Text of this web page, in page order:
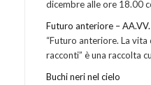
dicembre alle ore 18.00
Futuro anteriore – AA.VV.
“Futuro anteriore. La vita
racconti” è una raccolta
Buchi neri nel cielo